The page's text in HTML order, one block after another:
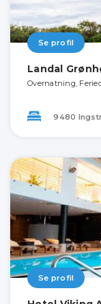
Se profil
Landal
Overnatning,
9480
Se profil